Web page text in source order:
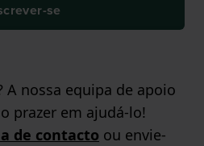
se
A nossa equipa de apoio
prazer em ajudá-lo!
de contacto ou envie-